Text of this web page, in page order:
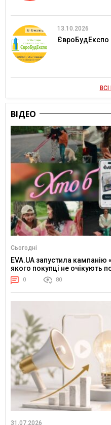
13.10.2026
ЄвроБудЕкспо
ВСІ
ВІДЕО
Сьогодні
EVA.UA запустила
якого покупці не очікують
0 80
31.07.2026